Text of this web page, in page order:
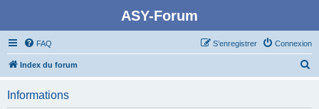
ASY-Forum
FAQ Connexion
S’enregistrer
Index du forum
Informations